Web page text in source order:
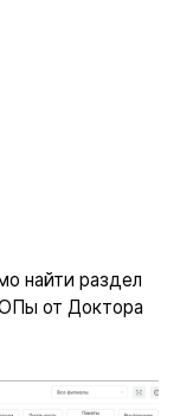
найти раздел
от Доктора